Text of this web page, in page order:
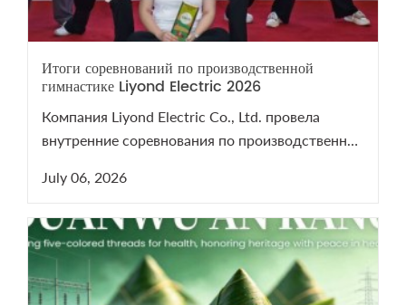
Итоги соревнований по производственной
гимнастике Liyond Electric 2026
Компания Liyond Electric Co., Ltd. провела
внутренние соревнования по производственной
сотрудников.
July 06, 2026